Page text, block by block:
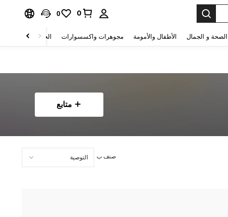
0
0
الصحة و الجمال الأطفال والأمومة مجوهرات واكسسوارات الحقائب والأمتعة
متابع
صنف ب